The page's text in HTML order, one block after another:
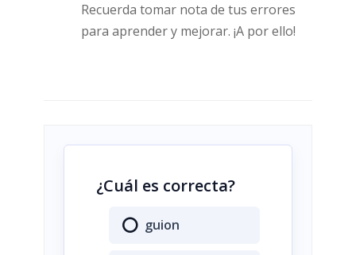
Recuerda tomar nota de tus errores
para aprender y mejorar. ¡A por ello!
¿Cuál es correcta?
guion